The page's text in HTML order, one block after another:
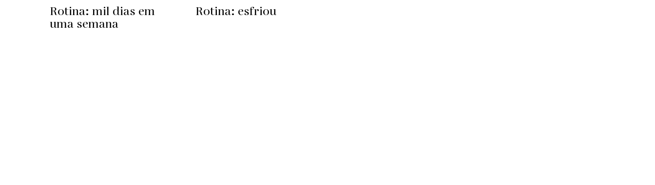
Rotina: mil dias em
uma semana
Rotina: esfriou